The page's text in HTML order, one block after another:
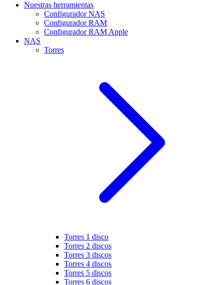
Nuestras herramientas
Configurador NAS
Configurador RAM
Configurador RAM Apple
NAS
Torres
Torres 1 disco
Torres 2 discos
Torres 3 discos
Torres 4 discos
Torres 5 discos
Torres 6 discos